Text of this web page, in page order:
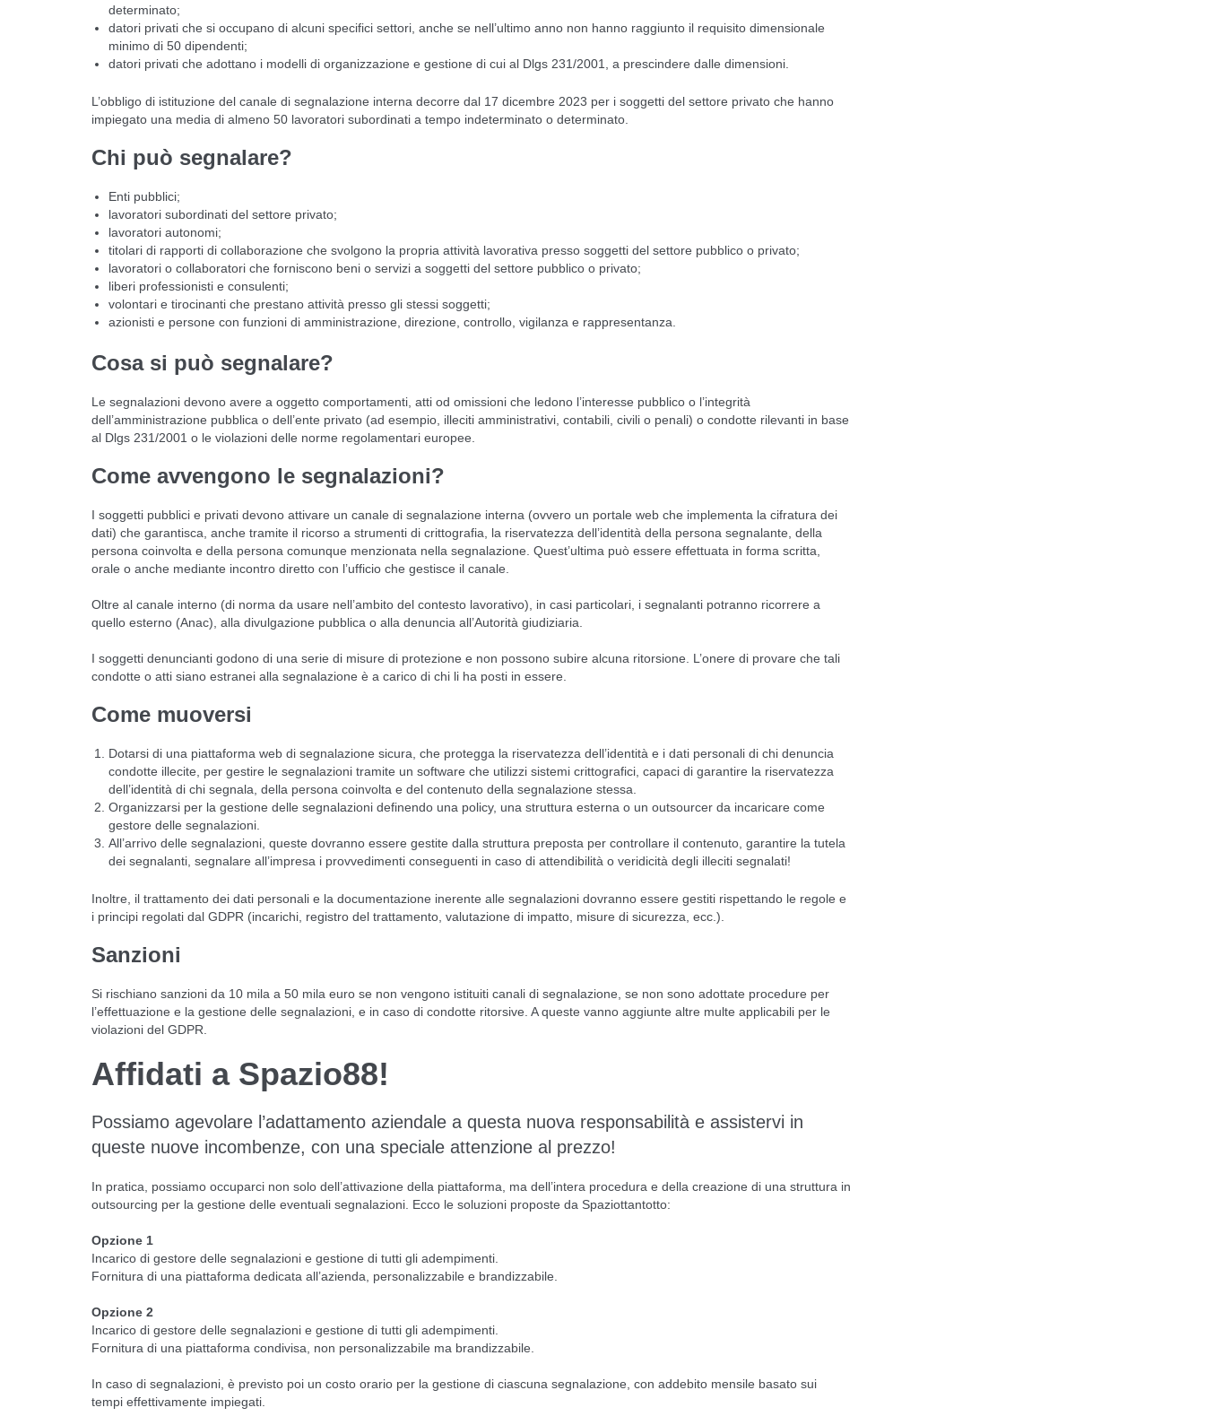
determinato;
datori privati che si occupano di alcuni specifici settori, anche se nell’ultimo anno non hanno raggiunto il requisito dimensionale
minimo di 50 dipendenti;
datori privati che adottano i modelli di organizzazione e gestione di cui al Dlgs 231/2001, a prescindere dalle dimensioni.
L’obbligo di istituzione del canale di segnalazione interna decorre dal 17 dicembre 2023 per i soggetti del settore privato che hanno
impiegato una media di almeno 50 lavoratori subordinati a tempo indeterminato o determinato.
Chi può segnalare?
Enti pubblici;
lavoratori subordinati del settore privato;
lavoratori autonomi;
titolari di rapporti di collaborazione che svolgono la propria attività lavorativa presso soggetti del settore pubblico o privato;
lavoratori o collaboratori che forniscono beni o servizi a soggetti del settore pubblico o privato;
liberi professionisti e consulenti;
volontari e tirocinanti che prestano attività presso gli stessi soggetti;
azionisti e persone con funzioni di amministrazione, direzione, controllo, vigilanza e rappresentanza.
Cosa si può segnalare?
Le segnalazioni devono avere a oggetto comportamenti, atti od omissioni che ledono l’interesse pubblico o l’integrità
dell’amministrazione pubblica o dell’ente privato (ad esempio, illeciti amministrativi, contabili, civili o penali) o condotte rilevanti in base
al Dlgs 231/2001 o le violazioni delle norme regolamentari europee.
Come avvengono le segnalazioni?
I soggetti pubblici e privati devono attivare un canale di segnalazione interna (ovvero un portale web che implementa la cifratura dei
dati) che garantisca, anche tramite il ricorso a strumenti di crittografia, la riservatezza dell’identità della persona segnalante, della
persona coinvolta e della persona comunque menzionata nella segnalazione. Quest’ultima può essere effettuata in forma scritta,
orale o anche mediante incontro diretto con l’ufficio che gestisce il canale.
Oltre al canale interno (di norma da usare nell’ambito del contesto lavorativo), in casi particolari, i segnalanti potranno ricorrere a
quello esterno (Anac), alla divulgazione pubblica o alla denuncia all’Autorità giudiziaria.
I soggetti denuncianti godono di una serie di misure di protezione e non possono subire alcuna ritorsione. L’onere di provare che tali
condotte o atti siano estranei alla segnalazione è a carico di chi li ha posti in essere.
Come muoversi
Dotarsi di una piattaforma web di segnalazione sicura, che protegga la riservatezza dell’identità e i dati personali di chi denuncia
condotte illecite, per gestire le segnalazioni tramite un software che utilizzi sistemi crittografici, capaci di garantire la riservatezza
dell’identità di chi segnala, della persona coinvolta e del contenuto della segnalazione stessa.
Organizzarsi per la gestione delle segnalazioni definendo una policy, una struttura esterna o un outsourcer da incaricare come
gestore delle segnalazioni.
All’arrivo delle segnalazioni, queste dovranno essere gestite dalla struttura preposta per controllare il contenuto, garantire la tutela
dei segnalanti, segnalare all’impresa i provvedimenti conseguenti in caso di attendibilità o veridicità degli illeciti segnalati!
Inoltre, il trattamento dei dati personali e la documentazione inerente alle segnalazioni dovranno essere gestiti rispettando le regole e
i principi regolati dal GDPR (incarichi, registro del trattamento, valutazione di impatto, misure di sicurezza, ecc.).
Sanzioni
Si rischiano sanzioni da 10 mila a 50 mila euro se non vengono istituiti canali di segnalazione, se non sono adottate procedure per
l’effettuazione e la gestione delle segnalazioni, e in caso di condotte ritorsive. A queste vanno aggiunte altre multe applicabili per le
violazioni del GDPR.
Affidati a Spazio88!
Possiamo agevolare l’adattamento aziendale a questa nuova responsabilità e assistervi in
queste nuove incombenze, con una speciale attenzione al prezzo!
In pratica, possiamo occuparci non solo dell’attivazione della piattaforma, ma dell’intera procedura e della creazione di una struttura in
outsourcing per la gestione delle eventuali segnalazioni. Ecco le soluzioni proposte da Spaziottantotto:
Opzione 1
Incarico di gestore delle segnalazioni e gestione di tutti gli adempimenti.
Fornitura di una piattaforma dedicata all’azienda, personalizzabile e brandizzabile.
Opzione 2
Incarico di gestore delle segnalazioni e gestione di tutti gli adempimenti.
Fornitura di una piattaforma condivisa, non personalizzabile ma brandizzabile.
In caso di segnalazioni, è previsto poi un costo orario per la gestione di ciascuna segnalazione, con addebito mensile basato sui
tempi effettivamente impiegati.